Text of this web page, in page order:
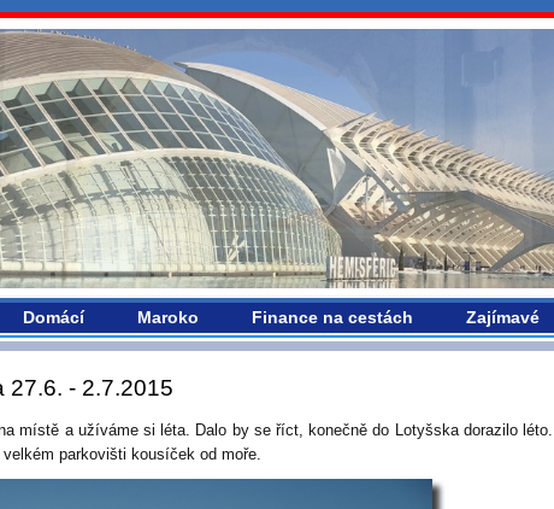
Domácí Maroko Finance na cestách Zajímavé
27.6. - 2.7.2015
místě a užíváme si léta. Dalo by se říct, konečně do Lotyšska dorazilo léto.
parkovišti kousíček od moře.